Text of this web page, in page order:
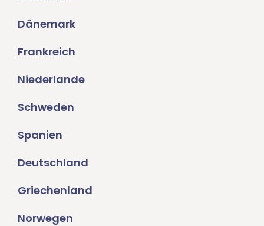
Dänemark
Frankreich
Niederlande
Schweden
Spanien
Deutschland
Griechenland
Norwegen